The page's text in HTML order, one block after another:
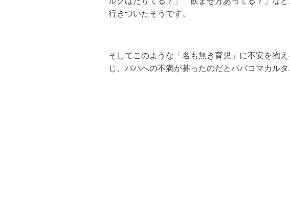
行きついたそうです。
そしてこのような「名も無き育児」に不安を抱
じ、パパへの不満が募ったのだとパパコマカルタ